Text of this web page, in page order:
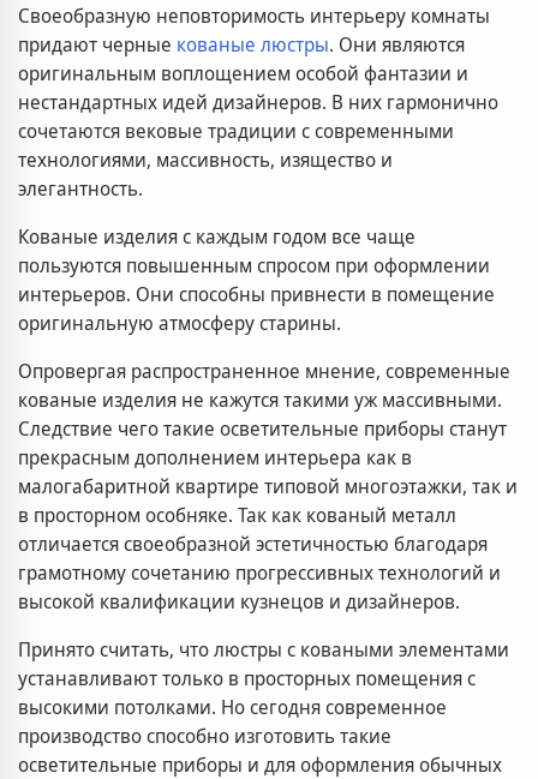
Своеобразную неповторимость интерьеру комнаты
придают черные кованые люстры. Они являются
оригинальным воплощением особой фантазии и
нестандартных идей дизайнеров. В них гармонично
сочетаются вековые традиции с современными
технологиями, массивность, изящество и
элегантность.
Кованые изделия с каждым годом все чаще
пользуются повышенным спросом при оформлении
интерьеров. Они способны привнести в помещение
оригинальную атмосферу старины.
Опровергая распространенное мнение, современные
кованые изделия не кажутся такими уж массивными.
Следствие чего такие осветительные приборы станут
прекрасным дополнением интерьера как в
малогабаритной квартире типовой многоэтажки, так и
в просторном особняке. Так как кованый металл
отличается своеобразной эстетичностью благодаря
грамотному сочетанию прогрессивных технологий и
высокой квалификации кузнецов и дизайнеров.
Принято считать, что люстры с коваными элементами
устанавливают только в просторных помещения с
высокими потолками. Но сегодня современное
производство способно изготовить такие
осветительные приборы и для оформления обычных